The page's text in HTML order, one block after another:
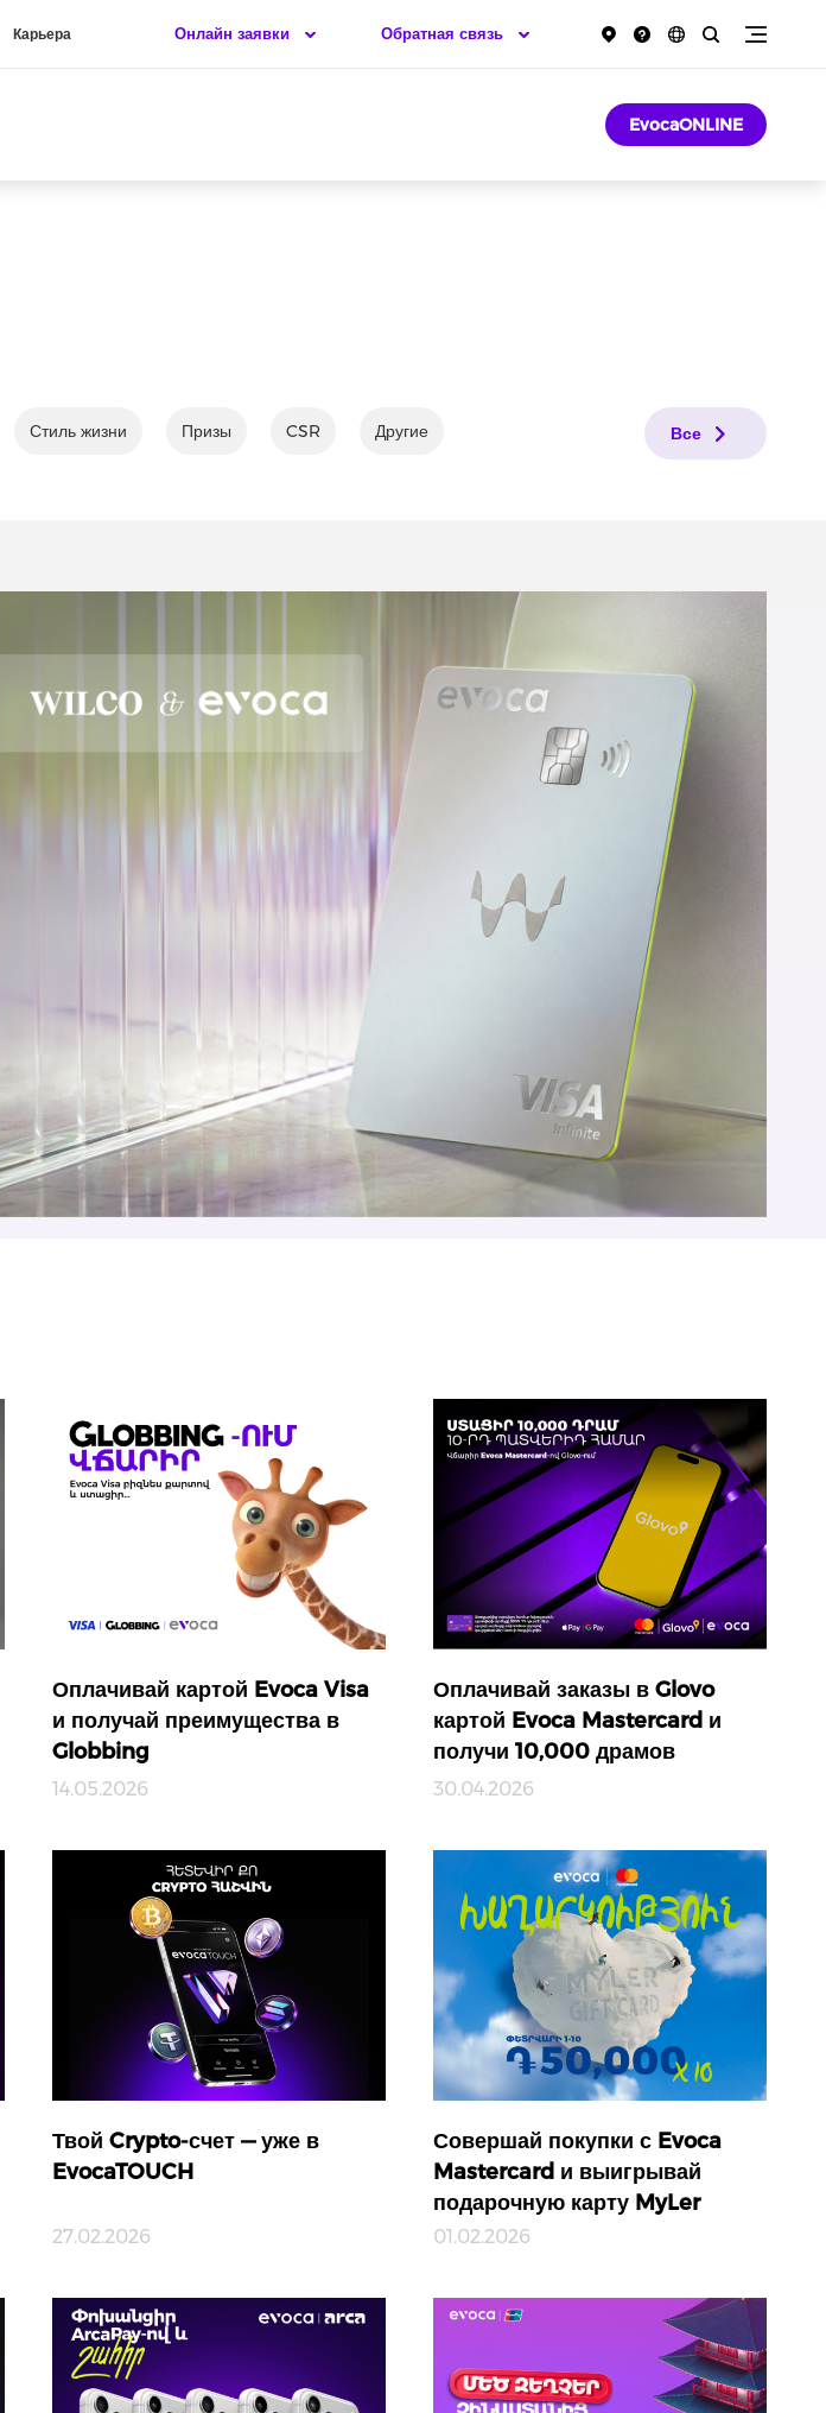
Карьера Обратная связь
Онлайн заявки
EvocaONLINE
Стиль жизни Призы CSR Другие Все
Оплачивай картой Evoca Visa
и получай преимущества в
Globbing
14.05.2026
Оплачивай заказы в Glovo
картой Evoca Mastercard и
получи 10,000 драмов
30.04.2026
Твой Crypto-счет — уже в
EvocaTOUCH
27.02.2026
Совершай покупки с Evoca
Mastercard и выигрывай
подарочную карту MyLer
01.02.2026